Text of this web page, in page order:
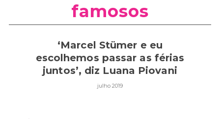
famosos
‘Marcel Stümer e eu
escolhemos passar as férias
juntos’, diz Luana Piovani
julho 2019